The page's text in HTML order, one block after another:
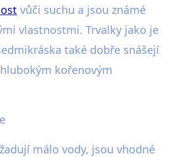
vůči suchu a jsou známé
vlastnostmi. Trvalky jako je
také dobře snášejí
kořenovým
málo vody, jsou vhodné